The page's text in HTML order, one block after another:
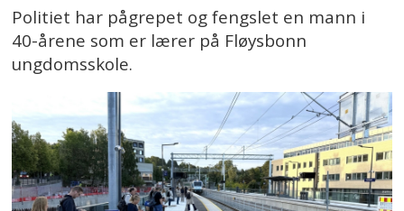
Politiet har pågrepet og fengslet en mann i
40-årene som er lærer på Fløysbonn
ungdomsskole.